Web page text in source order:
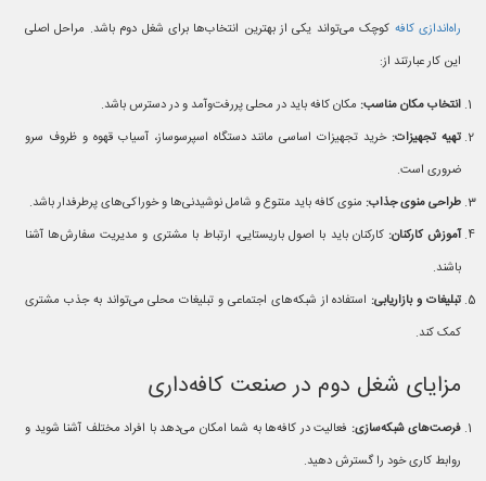
راه‌اندازی کافه کوچک می‌تواند یکی از بهترین انتخاب‌ها برای شغل دوم باشد. مراحل اصلی
این کار عبارتند از:
انتخاب مکان مناسب: مکان کافه باید در محلی پررفت‌وآمد و در دسترس باشد.
تهیه تجهیزات: خرید تجهیزات اساسی مانند دستگاه اسپرسوساز، آسیاب قهوه و ظروف سرو
ضروری است.
طراحی منوی جذاب: منوی کافه باید متنوع و شامل نوشیدنی‌ها و خوراکی‌های پرطرفدار باشد.
آموزش کارکنان: کارکنان باید با اصول باریستایی، ارتباط با مشتری و مدیریت سفارش‌ها آشنا
باشند.
تبلیغات و بازاریابی: استفاده از شبکه‌های اجتماعی و تبلیغات محلی می‌تواند به جذب مشتری
کمک کند.
مزایای شغل دوم در صنعت کافه‌داری
فرصت‌های شبکه‌سازی: فعالیت در کافه‌ها به شما امکان می‌دهد با افراد مختلف آشنا شوید و
روابط کاری خود را گسترش دهید.